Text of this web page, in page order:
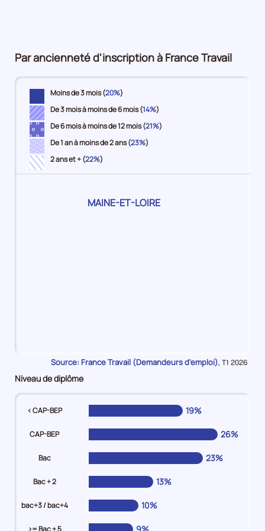
Par ancienneté d'inscription à France Travail
Moins de 3 mois (20%)
De 3 mois à moins de 6 mois (14%)
De 6 mois à moins de 12 mois (21%)
De 1 an à moins de 2 ans (23%)
2 ans et + (22%)
Pour
MAINE-ET-LOIRE
Moins
de
3
mois
en
3
à
de
Source: France Travail (Demandeurs d'emploi), Données
T1 2026
Niveau de diplôme
< CAP-BEP 19%
CAP-BEP 26%
Bac 23%
Bac + 2 13%
bac+3 / bac+4 10%
>= Bac + 5